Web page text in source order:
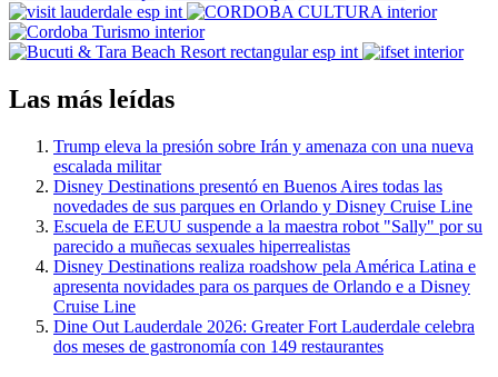
Las más leídas
Trump eleva la presión sobre Irán y amenaza con una nueva
escalada militar
Disney Destinations presentó en Buenos Aires todas las
novedades de sus parques en Orlando y Disney Cruise Line
Escuela de EEUU suspende a la maestra robot "Sally" por su
parecido a muñecas sexuales hiperrealistas
Disney Destinations realiza roadshow pela América Latina e
apresenta novidades para os parques de Orlando e a Disney
Cruise Line
Dine Out Lauderdale 2026: Greater Fort Lauderdale celebra
dos meses de gastronomía con 149 restaurantes